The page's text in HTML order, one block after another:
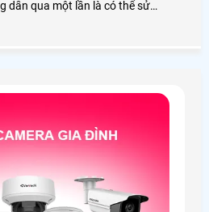
dẫn qua một lần là có thể sử